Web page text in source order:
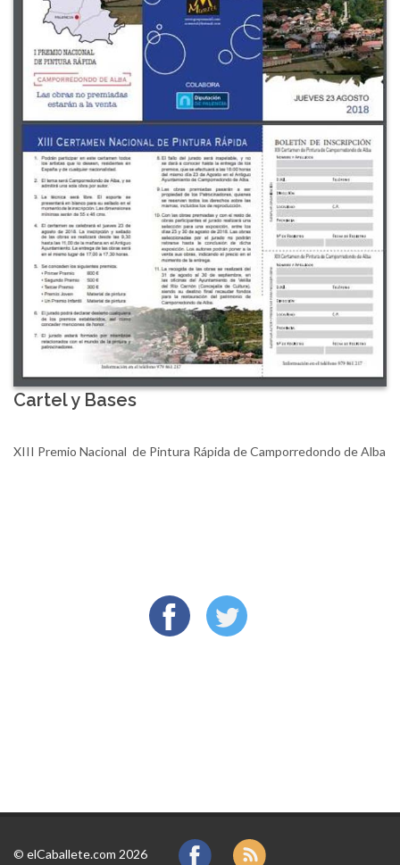
Cartel y Bases
XIII Premio Nacional de Pintura Rápida de Camporredondo de Alba
© elCaballete.com 2026